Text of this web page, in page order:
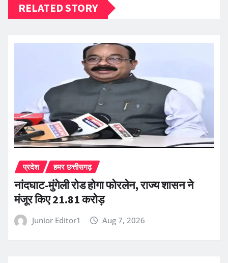
RELATED STORY
प्रदेश हमर छत्तीसगढ़
नांदघाट-मुंगेली रोड होगा फोरलेन, राज्य शासन ने
मंजूर किए 21.81 करोड़
Junior Editor1 Aug 7, 2026